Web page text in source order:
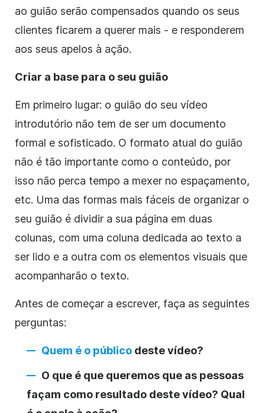
ao guião serão compensados quando os seus
clientes ficarem a querer mais - e responderem
aos seus apelos à ação.
Criar a base para o seu guião
Em primeiro lugar: o guião do seu vídeo
introdutório não tem de ser um documento
formal e sofisticado. O formato atual do guião
não é tão importante como o conteúdo, por
isso não perca tempo a mexer no espaçamento,
etc. Uma das formas mais fáceis de organizar o
seu guião é dividir a sua página em duas
colunas, com uma coluna dedicada ao texto a
ser lido e a outra com os elementos visuais que
acompanharão o texto.
Antes de começar a escrever, faça as seguintes
perguntas:
Quem é o público destevídeo?
O que é que queremos que as pessoas
façam como resultado destevídeo? Qual